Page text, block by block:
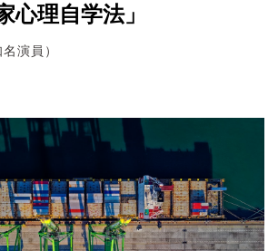
心理自学法」
演員）